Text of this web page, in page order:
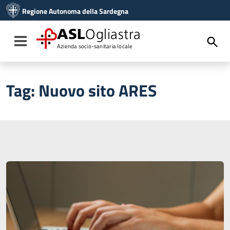
Vai al menu di navigazione
Vai al footer
Regione Autonoma della Sardegna
Toggle navigation
ASLOgliastra
Azienda socio-sanitaria locale
Tag: Nuovo sito ARES